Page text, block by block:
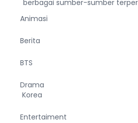
berbagai sumber-sumber
Animasi
Berita
BTS
Drama
Korea
Entertaiment